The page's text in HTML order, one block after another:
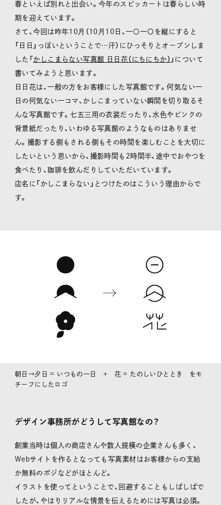
春といえば別れと出会い。今年のスピッカートは春らしい時
期を迎えています。
さて、今回は昨年10月（10月10日、一〇一〇を縦にすると
「日日」っぽいということで…汗）にひっそりとオープンしま
した「 かしこまらない写真館 日日花（にちにちか） 」について
書いてみようと思います。
日日花は、一般の方をお客様にした写真館です。何気ない一
日の何気ない一コマ、かしこまっていない瞬間を切り取るそ
んな写真館です。七五三用の衣装だったり、水色やピンクの
背景紙だったり、いわゆる写真館のようなものはありませ
ん。撮影する側もされる側もその時間を楽しむことを大切に
したいという思いから、撮影時間も2時間半、途中でおやつを
食べたり、珈琲を飲んだりしていただいています。
店名に「かしこまらない」とつけたのはこういう理由からで
す。
朝日→夕日 = いつもの一日 + 花 = たのしいひととき をモ
チーフにしたロゴ
デザイン事務所がどうして写真館なの？
創業当時は個人の商店さんや数人規模の企業さんも多く、
Webサイトを作るとなっても写真素材はお客様からの支給
か無料のポジなどがほとんど。
イラストを使ってということで、回避することもしばしばで
したが、やはりリアルな情景を伝えるためには写真は必須。